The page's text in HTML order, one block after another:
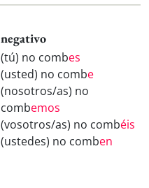
negativo
(tú) no combes
(usted) no combe
(nosotros/as) no
combemos
(vosotros/as) no combéis
(ustedes) no comben